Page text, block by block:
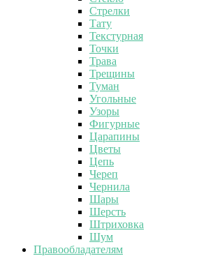
Стрелки
Тату
Текстурная
Точки
Трава
Трещины
Туман
Угольные
Узоры
Фигурные
Царапины
Цветы
Цепь
Череп
Чернила
Шары
Шерсть
Штриховка
Шум
Правообладателям